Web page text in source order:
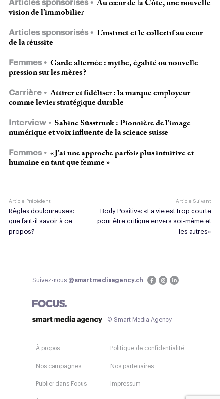
Articles sponsorisés
Au cœur de la Côte, une nouvelle
vision de l’immobilier
Articles sponsorisés
L’instinct et le collectif au cœur
de la réussite
Femmes
Garde alternée : mythe, égalité ou nouvelle
pression sur les mères ?
Carrière
Attirer et fidéliser : la marque employeur
comme levier stratégique durable
Interview
Sabine Süsstrunk : Pionnière de l’image
numérique et voix influente de la science suisse
Femmes
« J’ai une approche parfois plus intuitive et
humaine en tant que femme »
Article Précédent
Règles douloureuses:
que faut-il savoir à ce
propos?
Article Suivant
Body Positive: «La vie est trop courte
pour être critique envers soi-même et
les autres»
Suivez-nous @smartmediaagency.ch
© Smart Media Agency
À propos
Nos campagnes
Publier dans Focus
Politique de confidentialité
Nos partenaires
Impressum